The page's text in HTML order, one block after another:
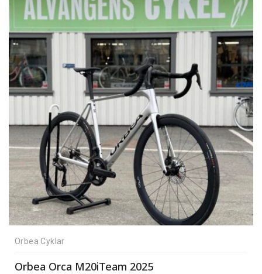
Orbea Cyklar
Orbea Orca M20iTeam 2025